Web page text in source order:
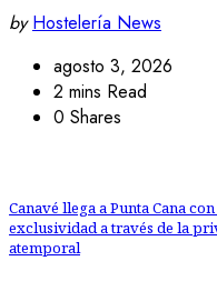
by Hostelería News
agosto 3, 2026
2 mins Read
0 Shares
Canavé llega a Punta Cana
exclusividad a través de la
atemporal